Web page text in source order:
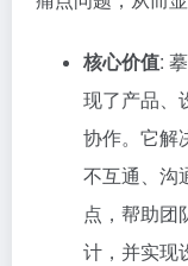
核心价值:
现了产品、
协作。它解
不互通、沟
点，帮助团
计，并实现